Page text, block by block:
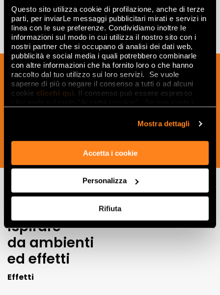
Questo sito utilizza cookie di profilazione, anche di terze
parti, per inviarLe messaggi pubblicitari mirati e servizi in
linea con le sue preferenze. Condividiamo inoltre le
informazioni sul modo in cui utilizza il nostro sito con i
nostri partner che si occupano di analisi dei dati web,
pubblicità e social media i quali potrebbero combinarle
con altre informazioni che ha fornito loro o che hanno
raccolto dal tuo utilizzo sui loro servizi. Se vuole
saperne di più o negare il consenso a tutti o ad alcuni
cookie clicchi qui. Il consenso può essere espresso
Mostra dettagli
Accetta i cookie
Personalizza
Rifiuta
Sign up to our newsletter to receive
news, updates and ideas creatives from
the world of ceramics and interior
design.
ispirare
da ambienti
ed effetti
Effetti